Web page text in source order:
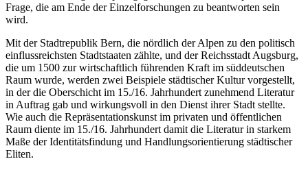
Frage, die am Ende der Einzelforschungen zu beantworten sein
wird.
Mit der Stadtrepublik Bern, die nördlich der Alpen zu den politisch
einflussreichsten Stadtstaaten zählte, und der Reichsstadt Augsburg,
die um 1500 zur wirtschaftlich führenden Kraft im süddeutschen
Raum wurde, werden zwei Beispiele städtischer Kultur vorgestellt,
in der die Oberschicht im 15./16. Jahrhundert zunehmend Literatur
in Auftrag gab und wirkungsvoll in den Dienst ihrer Stadt stellte.
Wie auch die Repräsentationskunst im privaten und öffentlichen
Raum diente im 15./16. Jahrhundert damit die Literatur in starkem
Maße der Identitätsfindung und Handlungsorientierung städtischer
Eliten.